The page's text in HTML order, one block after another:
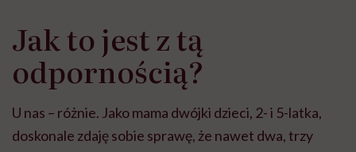
Jak to jest z tą
odpornością?
U nas – różnie. Jako mama dwójki dzieci, 2- i 5-latka,
doskonale zdaję sobie sprawę, że nawet dwa, trzy